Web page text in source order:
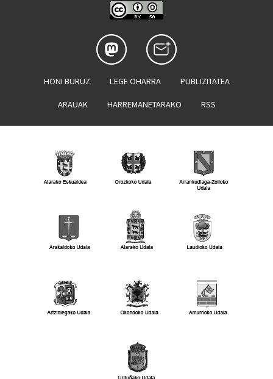
HONI BURUZ LEGE OHARRA PUBLIZITATEA
ARAUAK HARREMANETARAKO RSS